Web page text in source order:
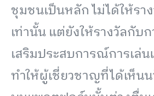
ชุมชนเป็นหลัก ไม่ได้ให้รา
เท่านั้น แต่ยังให้รางวัลกั
เสริมประสบการณ์การเล่
ทำให้ผู้เชี่ยวชาญที่ได้เห็